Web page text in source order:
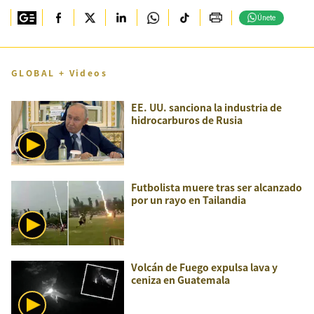
Únete
GLOBAL + Videos
EE. UU. sanciona la industria de
hidrocarburos de Rusia
Futbolista muere tras ser alcanzado
por un rayo en Tailandia
Volcán de Fuego expulsa lava y
ceniza en Guatemala